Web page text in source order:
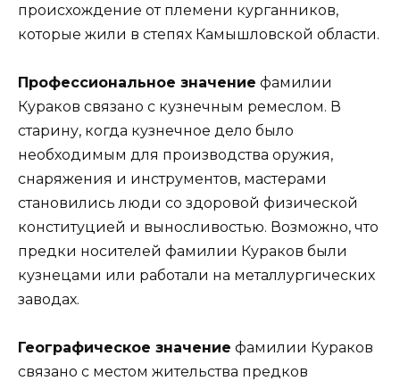
происхождение от племени курганников,
которые жили в степях Камышловской области.
Профессиональное значение фамилии
Кураков связано с кузнечным ремеслом. В
старину, когда кузнечное дело было
необходимым для производства оружия,
снаряжения и инструментов, мастерами
становились люди со здоровой физической
конституцией и выносливостью. Возможно, что
предки носителей фамилии Кураков были
кузнецами или работали на металлургических
заводах.
Географическое значение фамилии Кураков
связано с местом жительства предков